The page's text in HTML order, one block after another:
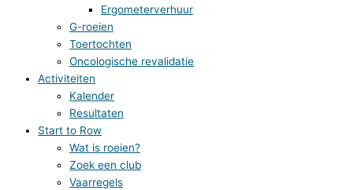
Ergometerverhuur
G-roeien
Toertochten
Oncologische revalidatie
Activiteiten
Kalender
Resultaten
Start to Row
Wat is roeien?
Zoek een club
Vaarregels